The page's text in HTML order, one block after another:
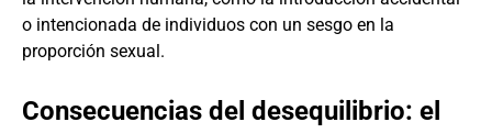
o intencionada de individuos con un sesgo en la
proporción sexual.
Consecuencias del desequilibrio: el